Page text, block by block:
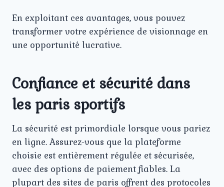
En exploitant ces avantages, vous pouvez
transformer votre expérience de visionnage en
une opportunité lucrative.
Confiance et sécurité dans
les paris sportifs
La sécurité est primordiale lorsque vous pariez
en ligne. Assurez-vous que la plateforme
choisie est entièrement régulée et sécurisée,
avec des options de paiement fiables. La
plupart des sites de paris offrent des protocoles